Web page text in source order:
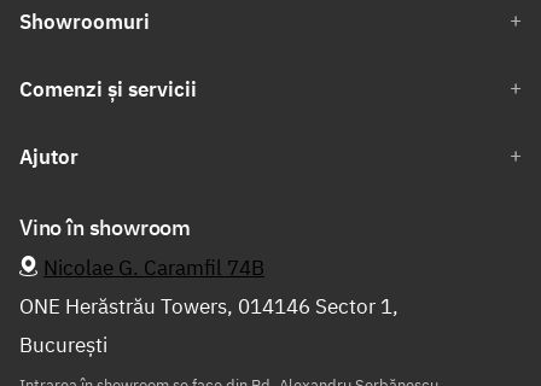
Showroomuri
Comenzi și servicii
Ajutor
Vino în showroom
Nicolae G. Caramfil 74B
ONE Herăstrău Towers, 014146 Sector 1,
București